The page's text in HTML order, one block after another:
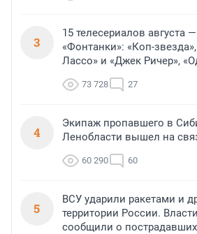
3
15 телесериалов августа
«Фонтанки»: «Коп-
Лассо» и «Джек Ричер»,
73 728 27
4
Экипаж пропавшего в
Ленобласти вышел на
60 290 60
5
ВСУ ударили ракетами и
территории России.
сообщили о пострадавших